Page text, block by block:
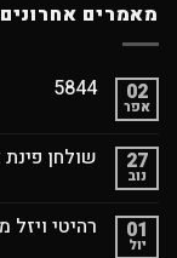
מאמרים אחרונים
02
אפר
5844
27
נוב
שולחן פינת
01
יול
רהיטי ויזל